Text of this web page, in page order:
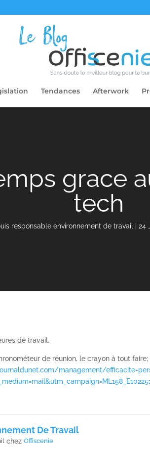
Tendances Afterwork
grace
tech
responsable environnement de travail 24
de travail.
de réunion, le crayon à tout faire;
management/efficacite-
De Travail
chezOffiscenie